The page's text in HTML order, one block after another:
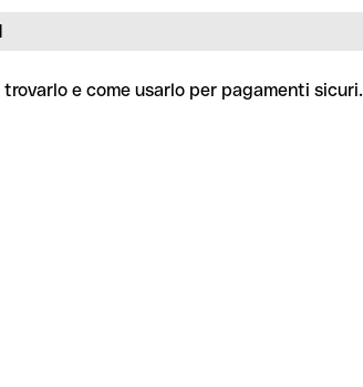
e come usarlo per pagamenti sicuri.